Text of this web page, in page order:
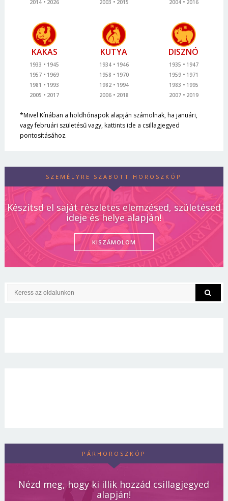
2014 2026 2003 2015 2004 2016
KAKAS
1933
1945
1957
1969
1981
1993
2005
2017
KUTYA
1934
1946
1958
1970
1982
1994
2006
2018
DISZNÓ
1935
1947
1959
1971
1983
1995
2007
2019
*Mivel Kínában a holdhónapok alapján számolnak, ha januári,
vagy februári születésű vagy, kattints ide a csillagjegyed
pontosításához.
SZEMÉLYRE SZABOTT HOROSZKÓP
Készítsd el saját részletes elemzésed, születésed
ideje és helye alapján!
KISZÁMOLOM
PÁRHOROSZKÓP
Nézd meg, hogy ki illik hozzád csillagjegyed
alapján!